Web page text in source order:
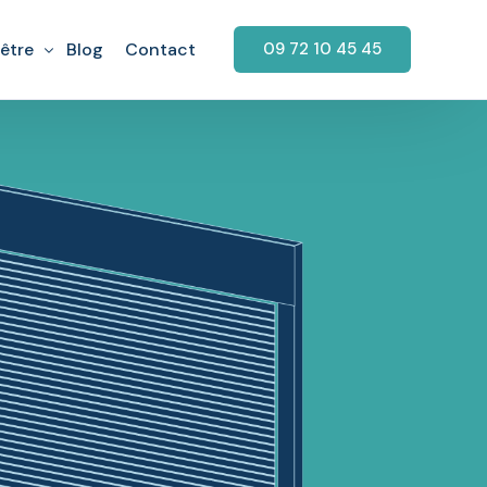
Fenêtre
fenêtre PVC
Blog Contact 09 72 10 45 45